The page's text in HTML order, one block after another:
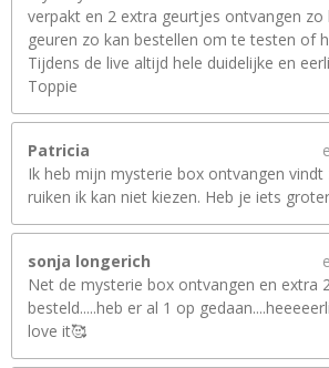
verpakt en 2 extra geurtjes ontvangen
geuren zo kan bestellen om te testen of
Tijdens de live altijd hele duidelijke en
Toppie
Patricia
Ik heb mijn mysterie box ontvangen vindt
ruiken ik kan niet kiezen. Heb je iets
sonja longerich
Net de mysterie box ontvangen en extra
besteld.....heb er al 1 op
love it🥰